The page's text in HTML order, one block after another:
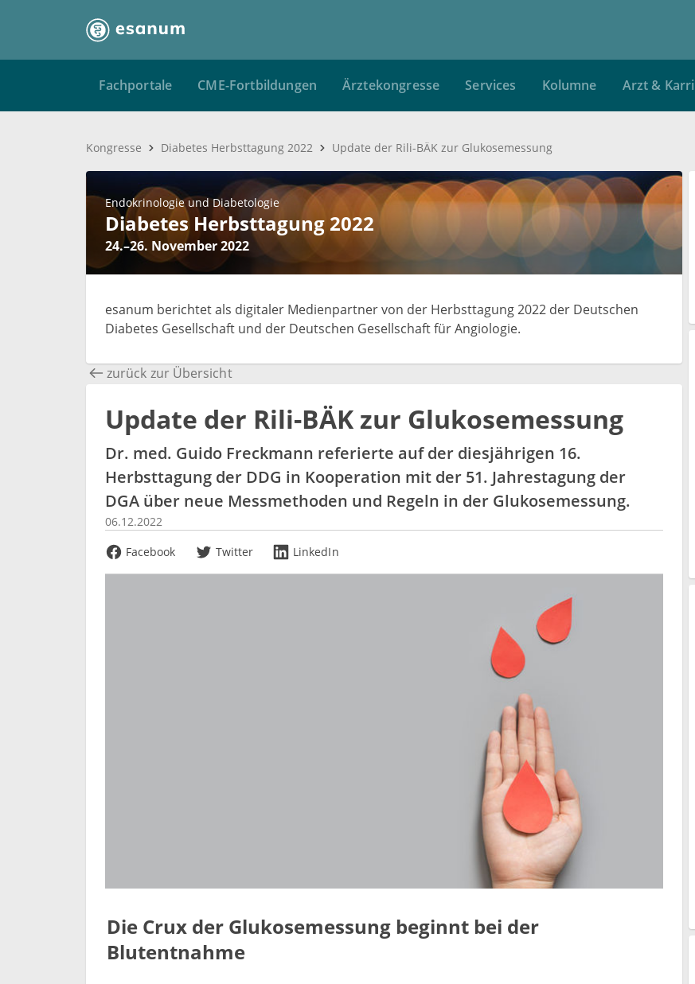
Fachportale CME-Fortbildungen Ärztekongresse Services Kolumne Arzt &
Kongresse Diabetes Herbsttagung 2022 Update der Rili-BÄK zur Glukosemessung
Endokrinologie und Diabetologie
Diabetes Herbsttagung 2022
24.–26. November 2022
esanum berichtet als digitaler Medienpartner von der Herbsttagung 2022 der Deutschen
Diabetes Gesellschaft und der Deutschen Gesellschaft für Angiologie.
zurück zur Übersicht
Update der Rili-BÄK zur Glukosemessung
Dr. med. Guido Freckmann referierte auf der diesjährigen 16.
Herbsttagung der DDG in Kooperation mit der 51. Jahrestagung der
DGA über neue Messmethoden und Regeln in der Glukosemessung.
06.12.2022
Facebook
Twitter LinkedIn
Die Crux der Glukosemessung beginnt bei der
Blutentnahme